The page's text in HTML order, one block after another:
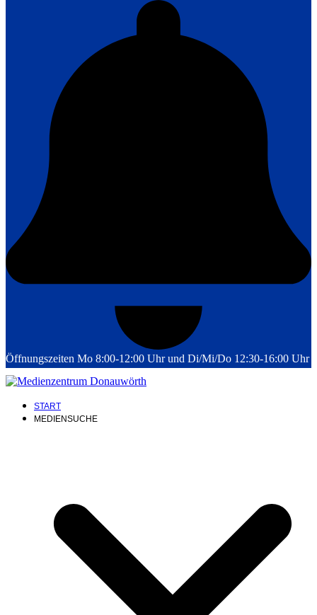
Öffnungszeiten Mo 8:00-12:00 Uhr und Di/Mi/Do 12:30-16:00 Uhr
START
MEDIENSUCHE